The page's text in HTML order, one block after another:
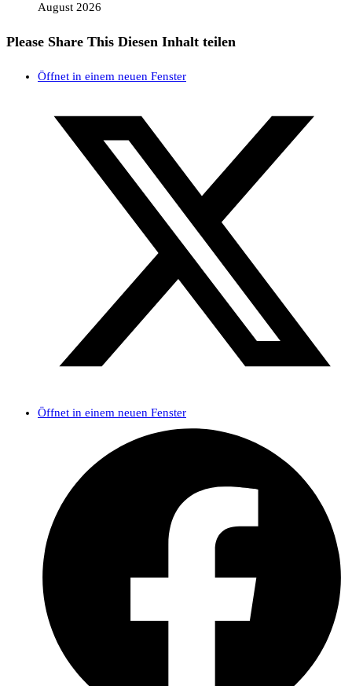
August 2026
Please Share This Diesen Inhalt teilen
Öffnet in einem neuen Fenster
Öffnet in einem neuen Fenster